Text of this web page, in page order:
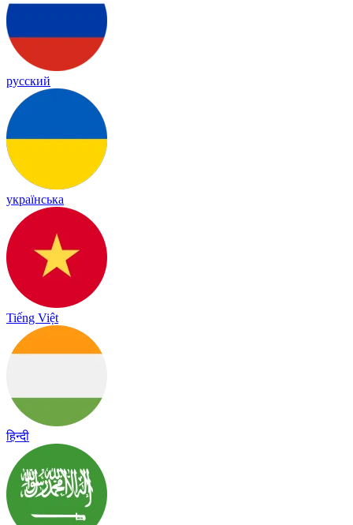
русский
українська
Tiếng Việt
हिन्दी